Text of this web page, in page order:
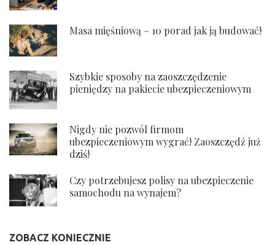
Masa mięśniową – 10 porad jak ją budować!
Szybkie sposoby na zaoszczędzenie
pieniędzy na pakiecie ubezpieczeniowym
Nigdy nie pozwól firmom
ubezpieczeniowym wygrać! Zaoszczędź już
dziś!
Czy potrzebujesz polisy na ubezpieczenie
samochodu na wynajem?
ZOBACZ KONIECZNIE